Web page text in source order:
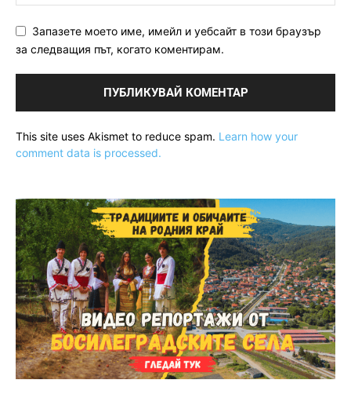
Запазете моето име, имейл и уебсайт в този браузър
за следващия път, когато коментирам.
This site uses Akismet to reduce spam. Learn how your
comment data is processed.